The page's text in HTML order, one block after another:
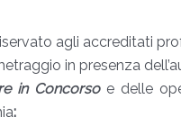
agli accreditati
in presenza
in Concorsoe delle
: